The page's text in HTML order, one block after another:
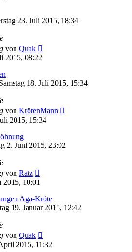
23. Juli 2015, 18:34
von Quak
2015, 08:22
18. Juli 2015, 15:34
von KrötenMann
2015, 15:34
2. Juni 2015, 23:02
von Ratz
2015, 10:01
Aga-Kröte
19. Januar 2015, 12:42
von Quak
2015, 11:32